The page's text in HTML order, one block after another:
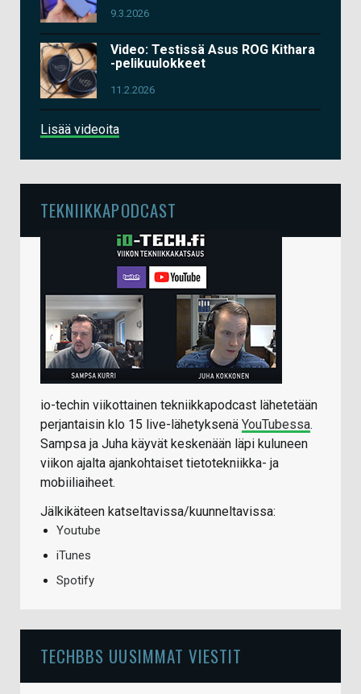
9.3.2026
Video: Testissä Asus ROG Kithara
-pelikuulokkeet
11.2.2026
Lisää videoita
TEKNIIKKAPODCAST
io-techin viikottainen tekniikkapodcast lähetetään
perjantaisin klo 15 live-lähetyksenä YouTubessa.
Sampsa ja Juha käyvät keskenään läpi kuluneen
viikon ajalta ajankohtaiset tietotekniikka- ja
mobiiliaiheet.
Jälkikäteen katseltavissa/kuunneltavissa:
Youtube
iTunes
Spotify
TECHBBS UUSIMMAT VIESTIT